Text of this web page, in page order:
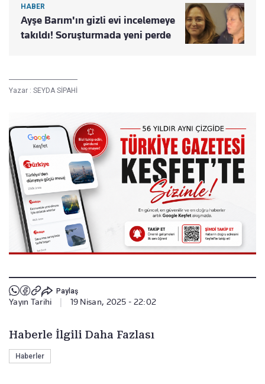
HABER
Ayşe Barım'ın gizli evi incelemeye
takıldı! Soruşturmada yeni perde
Yazar : SEYDA SİPAHİ
Paylaş
Yayın Tarihi 19 Nisan, 2025 - 22:02
Haberle İlgili Daha Fazlası
Haberler